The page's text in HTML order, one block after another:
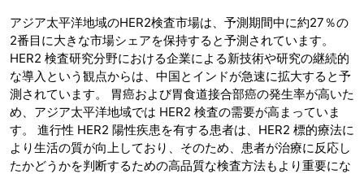
アジア太平洋地域のHER2検査市場は、予測期間中に約27％の
2番目に大きな市場シェアを保持すると予測されています。
HER2 検査研究分野における企業による新技術や研究の継続的
な導入という観点からは、中国とインドが急速に拡大すると予
測されています。 胃癌および胃食道接合部癌の発生率が高いた
め、アジア太平洋地域では HER2 検査の需要が高まっていま
す。 進行性 HER2 陽性疾患を有する患者は、HER2 標的療法に
より生活の質が向上しており、そのため、患者が治療に反応し
たかどうかを判断するための高品質な検査方法もより重要にな